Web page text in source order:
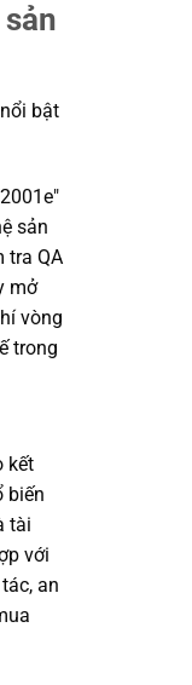
bật
sản
tra QA
mở
vòng
trong
kết
biến
tài
với
an